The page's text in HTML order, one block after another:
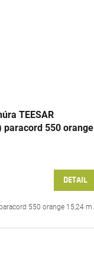
TEESAR
paracord 550 orange
DETAIL
550 orange 15,24 m.